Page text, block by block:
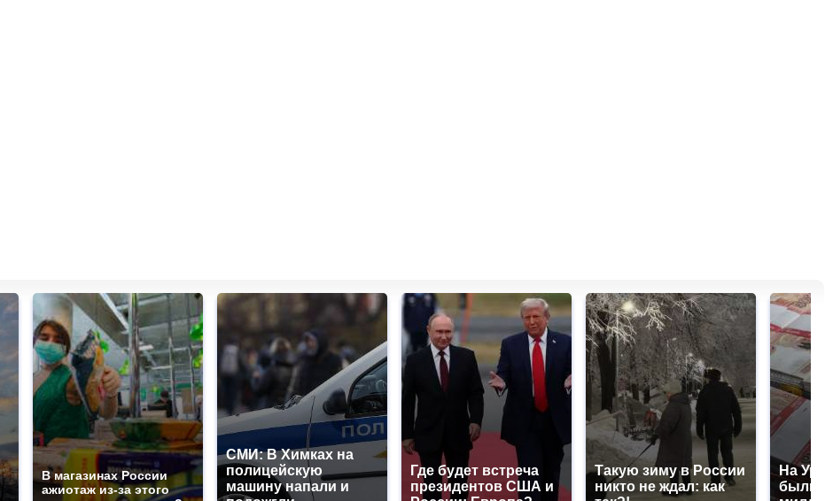
В магазинах России
ажиотаж из-за этого
СМИ: В Химках на
полицейскую
машину напали и
Где будет встреча
президентов США и
Такую зиму в России
никто не ждал: как
На
были